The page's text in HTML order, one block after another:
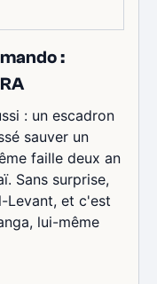
:
: un escadron
sauver un
faille deux an
Sans surprise,
Levant, et c'est
lui-même